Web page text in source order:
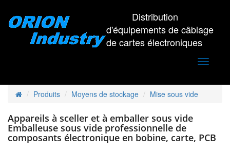
Distribution
d'équipements de câblage
de cartes électroniques
Toggle
Produits Moyens de stockage Mise sous vide
Appareils à sceller et à emballer sous vide
Emballeuse sous vide professionnelle de
composants électronique en bobine, carte, PCB